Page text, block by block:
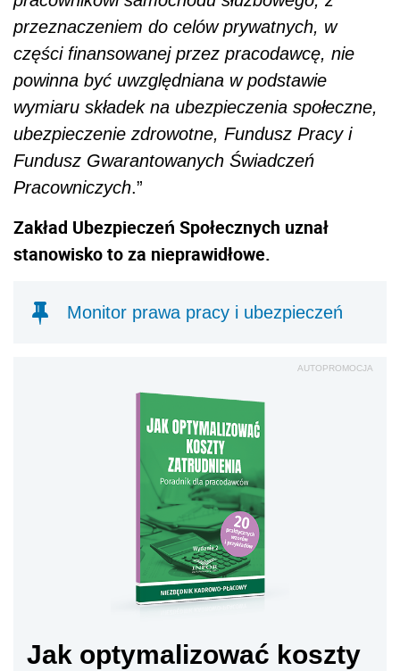
przeznaczeniem do celów prywatnych, w
części finansowanej przez pracodawcę, nie
powinna być uwzględniana w podstawie
wymiaru składek na ubezpieczenia społeczne,
ubezpieczenie zdrowotne, Fundusz Pracy i
Fundusz Gwarantowanych Świadczeń
Pracowniczych.”
Zakład Ubezpieczeń Społecznych uznał
stanowisko to za nieprawidłowe.
Monitor prawa pracy i ubezpieczeń
AUTOPROMOCJA
Jak optymalizować koszty